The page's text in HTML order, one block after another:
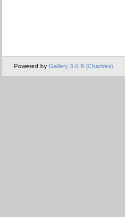
Powered by Gallery 3.0.9 (Chartres)